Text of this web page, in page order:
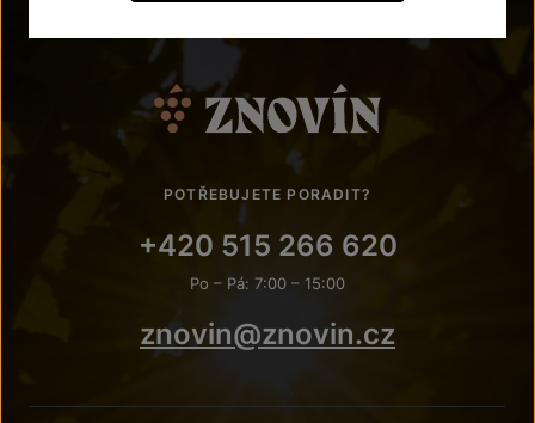
POTŘEBUJETE PORADIT?
+420 515 266 620
Po – Pá: 7:00 – 15:00
znovin@znovin.cz